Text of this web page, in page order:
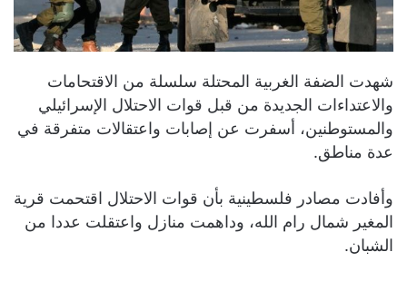
شهدت الضفة الغربية المحتلة سلسلة من الاقتحامات
والاعتداءات الجديدة من قبل قوات الاحتلال الإسرائيلي
والمستوطنين، أسفرت عن إصابات واعتقالات متفرقة في
عدة مناطق.
وأفادت مصادر فلسطينية بأن قوات الاحتلال اقتحمت قرية
المغير شمال رام الله، وداهمت منازل واعتقلت عددا من
الشبان.